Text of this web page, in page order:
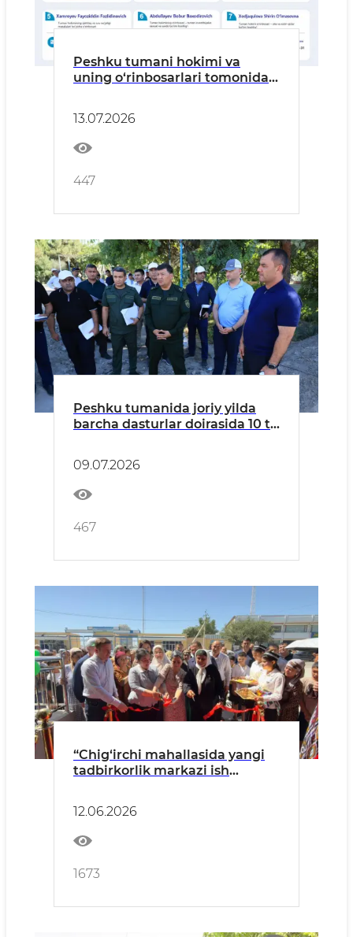
Peshku tumani hokimi va
uning o‘rinbosarlari tomonidan
tasdiqlandi! Reja jadvali
asosida:
13.07.2026
447
Peshku tumanida joriy yilda
barcha dasturlar doirasida 10 ta
tashkilotlari, 8 ta sog‘liqni
saqlash muassasalari va 2 ta
boshqa obyektlarni yangi
qiyofaga keltirish ko‘zda
tutilgan.
09.07.2026
467
“Chig‘irchi mahallasida yangi
tadbirkorlik markazi ish
12.06.2026
1673